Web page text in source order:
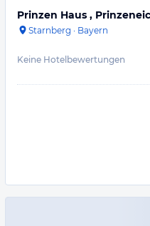
Prinzen Haus ,
Starnberg · Bayern
Keine Hotelbewertungen